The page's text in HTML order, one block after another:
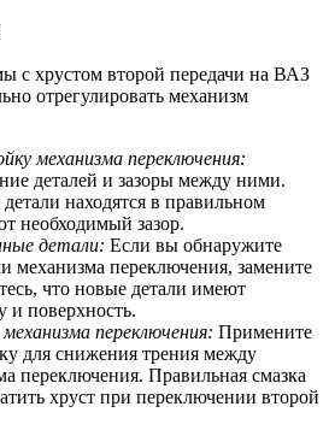
с хрустом второй передачи на ВАЗ
отрегулировать механизм
механизма переключения:
деталей и зазоры между ними.
находятся в правильном
необходимый зазор.
детали: Если вы обнаружите
механизма переключения, замените
что новые детали имеют
поверхность.
переключения: Примените
для снижения трения между
переключения. Правильная смазка
хруст при переключении второй